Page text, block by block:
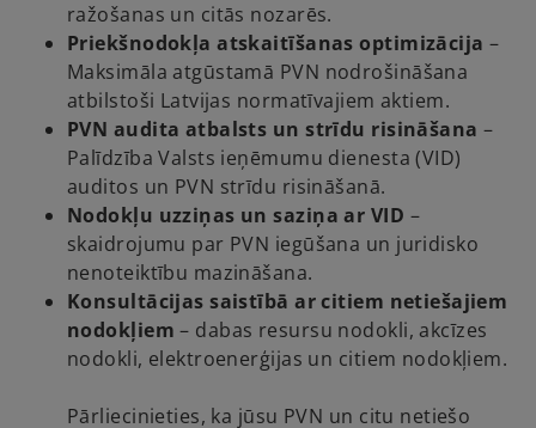
ražošanas un citās nozarēs.
Priekšnodokļa atskaitīšanas optimizācija –
Maksimāla atgūstamā PVN nodrošināšana
atbilstoši Latvijas normatīvajiem aktiem.
PVN audita atbalsts un strīdu risināšana –
Palīdzība Valsts ieņēmumu dienesta (VID)
auditos un PVN strīdu risināšanā.
Nodokļu uzziņas un saziņa ar VID –
skaidrojumu par PVN iegūšana un juridisko
nenoteiktību mazināšana.
Konsultācijas saistībā ar citiem netiešajiem
nodokļiem – dabas resursu nodokli, akcīzes
nodokli, elektroenerģijas un citiem nodokļiem.
Pārliecinieties, ka jūsu PVN un citu netiešo